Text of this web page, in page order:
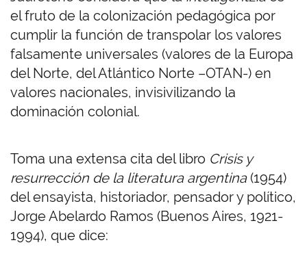
el fruto de la colonización pedagógica por
cumplir la función de transpolar los valores
falsamente universales (valores de la Europa
del Norte, del Atlántico Norte –OTAN-) en
valores nacionales, invisivilizando la
dominación colonial.
Toma una extensa cita del libro Crisis y
resurrección de la literatura argentina(1954)
del ensayista, historiador, pensador y político,
Jorge Abelardo Ramos (Buenos Aires, 1921-
1994), que dice: